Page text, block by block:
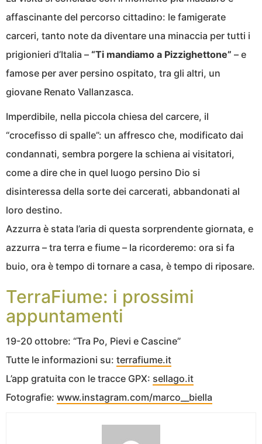
affascinante del percorso cittadino: le famigerate
carceri, tanto note da diventare una minaccia per tutti i
prigionieri d’Italia – “Ti mandiamo a Pizzighettone” – e
famose per aver persino ospitato, tra gli altri, un
giovane Renato Vallanzasca.
Imperdibile, nella piccola chiesa del carcere, il
“crocefisso di spalle”: un affresco che, modificato dai
condannati, sembra porgere la schiena ai visitatori,
come a dire che in quel luogo persino Dio si
disinteressa della sorte dei carcerati, abbandonati al
loro destino.
Azzurra è stata l’aria di questa sorprendente giornata, e
azzurra – tra terra e fiume – la ricorderemo: ora si fa
buio, ora è tempo di tornare a casa, è tempo di riposare.
TerraFiume: i prossimi
appuntamenti
19-20 ottobre: “Tra Po, Pievi e Cascine”
Tutte le informazioni su: terrafiume.it
L’app gratuita con le tracce GPX: sellago.it
Fotografie: www.instagram.com/marco__biella